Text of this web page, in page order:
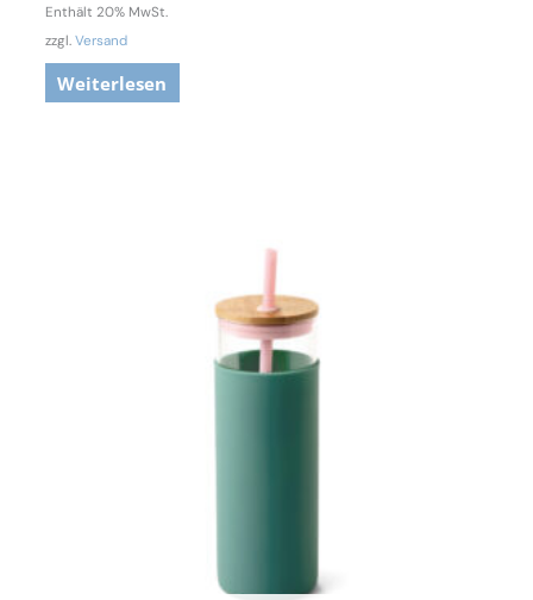
Enthält 20% MwSt.
zzgl.Versand
Weiterlesen